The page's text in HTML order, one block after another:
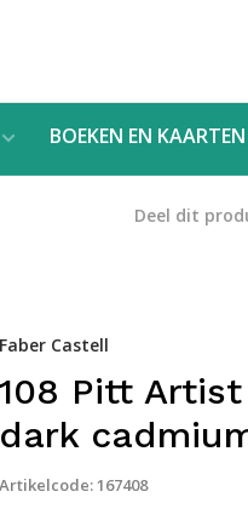
BOEKEN EN KAARTEN
Deel dit
Faber Castell
108 Pitt
dark
Artikelcode:167408